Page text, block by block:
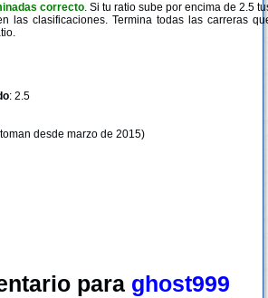
correcto. Si tu ratio sube por encima de 2.5
las clasificaciones. Termina todas las carreras
: 2.5
desde marzo de 2015)
para ghost999